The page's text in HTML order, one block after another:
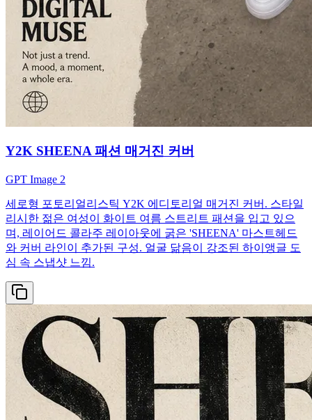
Y2K SHEENA 패션 매거진 커버
GPT Image 2
세로형 포토리얼리스틱 Y2K 에디토리얼 매거진 커버. 스타일
리시한 젊은 여성이 화이트 여름 스트리트 패션을 입고 있으
며, 레이어드 콜라주 레이아웃에 굵은 'SHEENA' 마스트헤드
와 커버 라인이 추가된 구성. 얼굴 닮음이 강조된 하이앵글 도
심 속 스냅샷 느낌.